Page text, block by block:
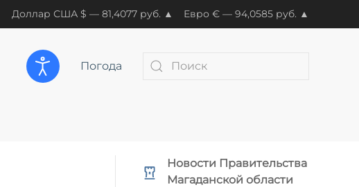
Доллар США $ — 81,4077 руб. ▲ Евро € — 94,0585 руб. ▲
Погода
Новости Правительства
Магаданской области